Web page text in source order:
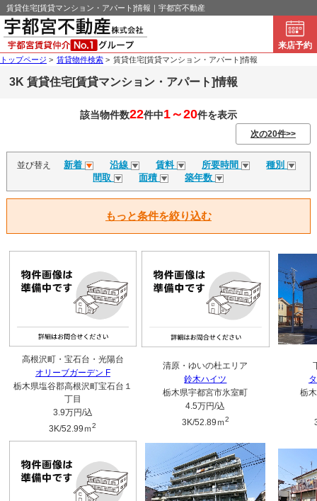
賃貸住宅[賃貸マンション・アパート]情報｜宇都宮不動産
来店予約
トップページ > 賃貸物件検索 > 賃貸住宅[賃貸マンション・アパート]情報
3K 賃貸住宅[賃貸マンション・アパート]情報
該当物件数22件中1～20件を表示
次の20件>>
並び替え 新着 沿線 賃料 所要時間
種別
間取
面積 築年数
もっと条件を絞り込む
高根沢町・宝石台・光陽台
オリーブガーデン F
栃木県塩谷郡高根沢町宝石台１
丁目
3.9万円/込
3K/52.99ｍ2
清原・ゆいの杜エリア
鈴木ハイツ
栃木県宇都宮市氷室町
4.5万円/込
3K/52.89ｍ2
栃